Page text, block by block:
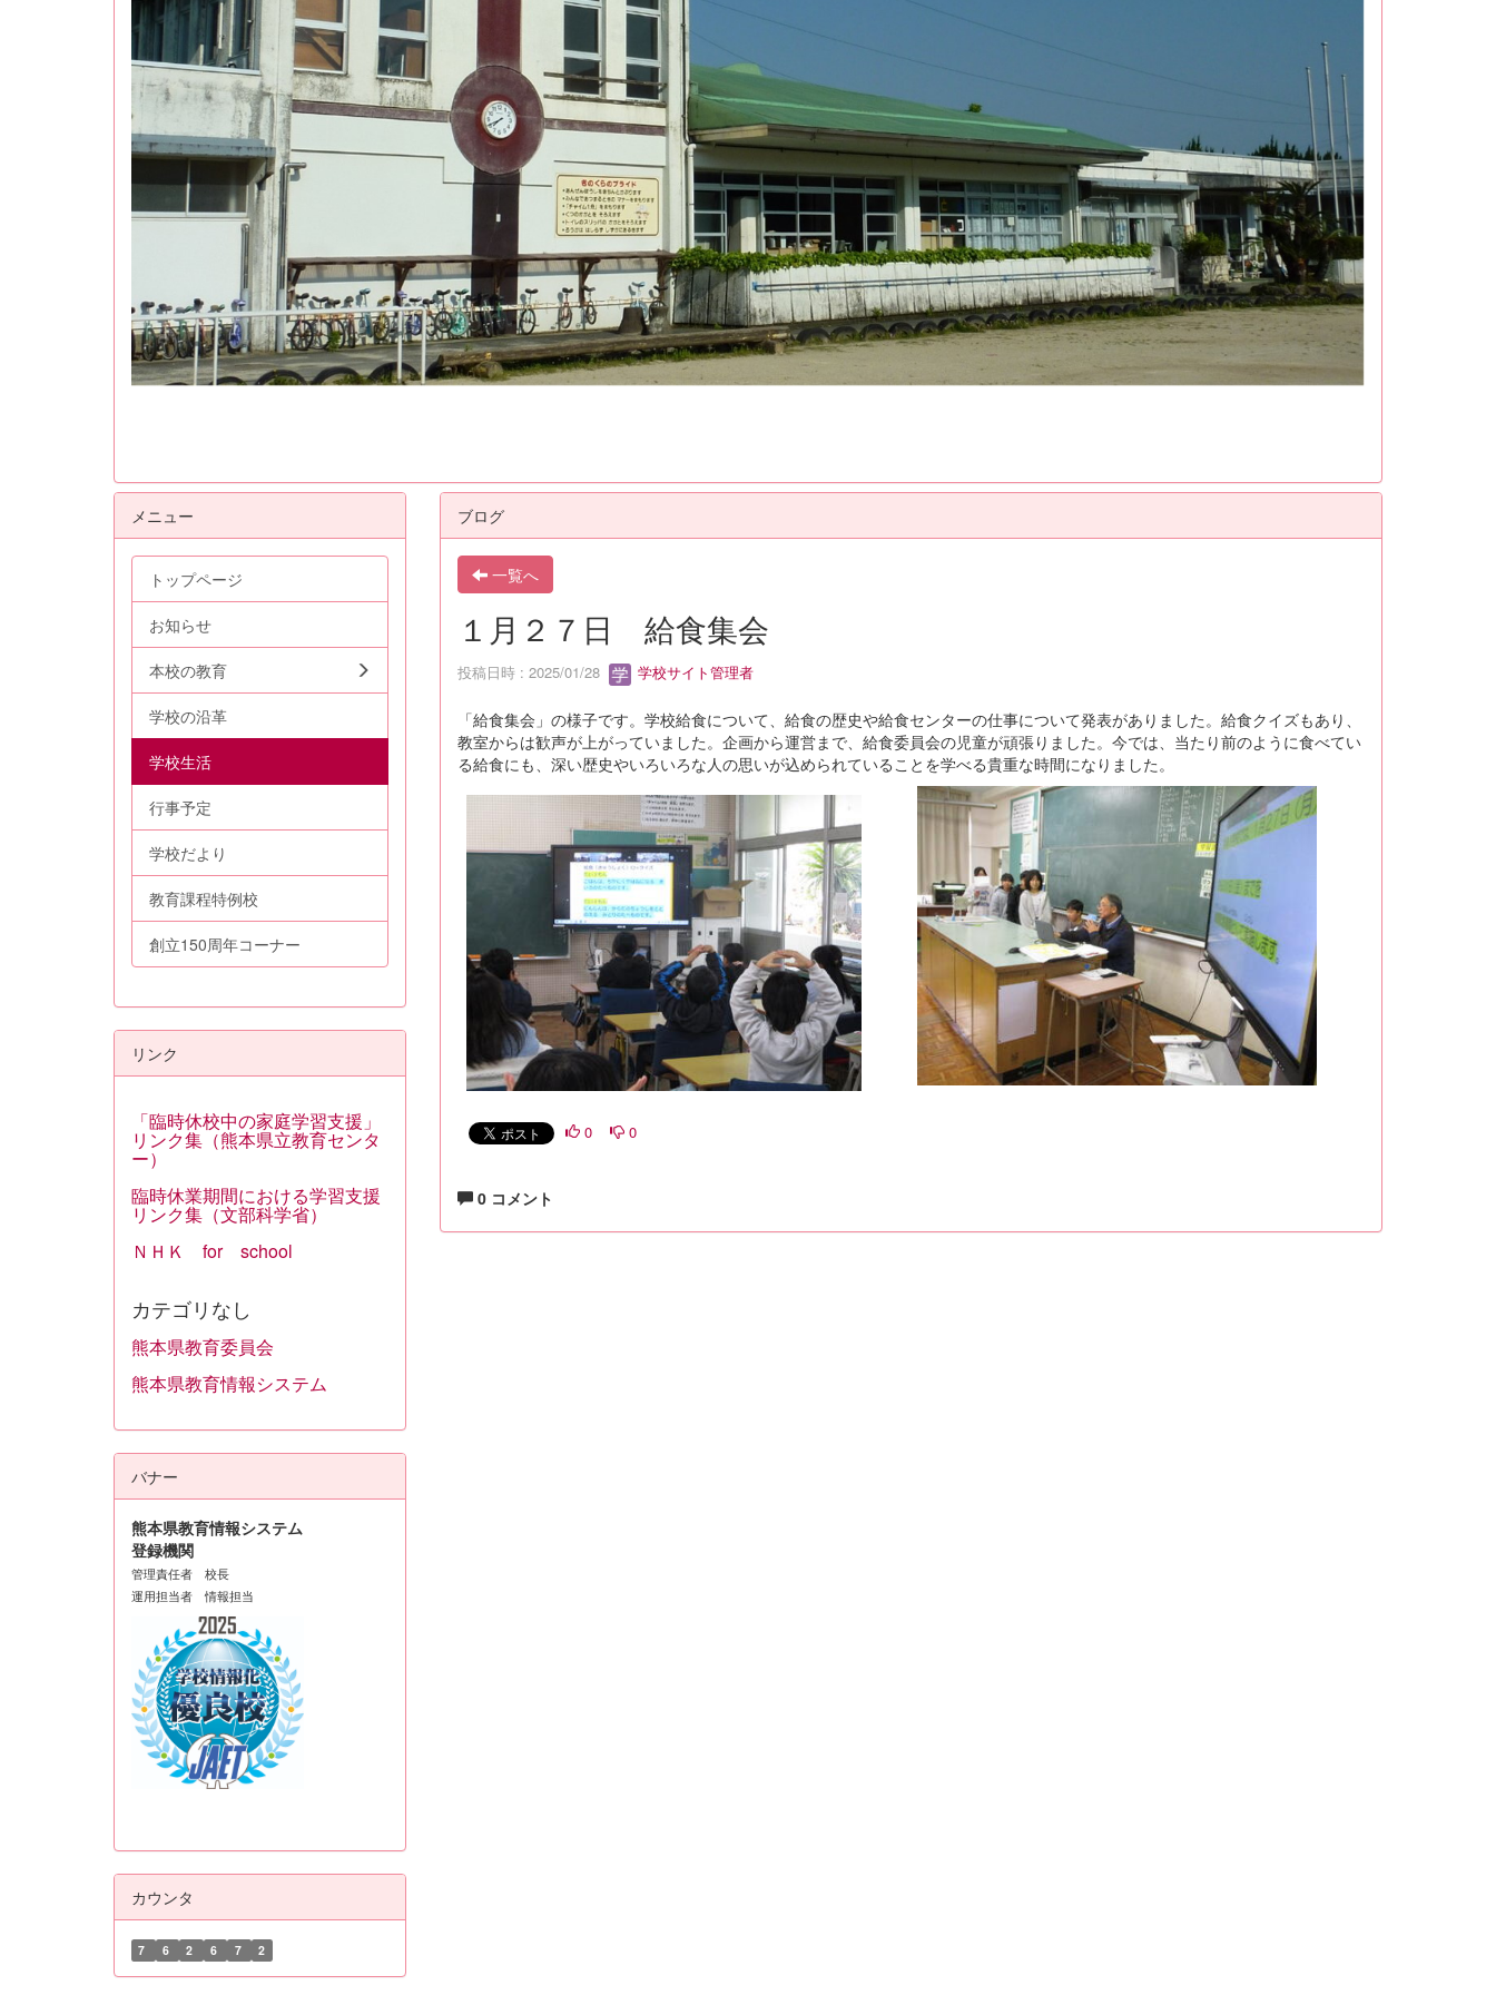
ブログ
一覧へ
１月２７日 給食集会
投稿日時 : 2025/01/28 学校サイト管理者
「給食集会」の様子です。学校給食について、給食の歴史や給食センターの仕事について発表がありました。給食クイズもあり、
教室からは歓声が上がっていました。企画から運営まで、給食委員会の児童が頑張りました。今では、当たり前のように食べてい
る給食にも、深い歴史やいろいろな人の思いが込められていることを学べる貴重な時間になりました。
0 0
0 コメント
メニュー
トップページ
お知らせ
本校の教育
学校の沿革
学校生活
行事予定
学校だより
教育課程特例校
創立150周年コーナー
リンク
「臨時休校中の家庭学習支援」
リンク集（熊本県立教育センタ
ー）
臨時休業期間における学習支援
リンク集（文部科学省）
ＮＨＫ for school
カテゴリなし
熊本県教育委員会
熊本県教育情報システム
バナー
熊本県教育情報システム
登録機関
管理責任者 校長
運用担当者 情報担当
カウンタ
7 6 2 6 7 2